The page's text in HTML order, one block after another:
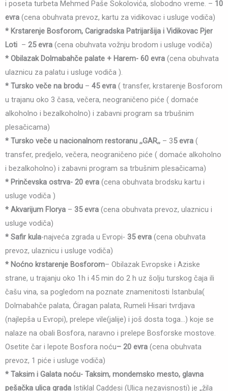
i poseta turbeta Mehmed Paše Sokolovića, slobodno vreme. – 10
evra (cena obuhvata prevoz, kartu za vidikovac i usluge vodiča)
* Krstarenje Bosforom, Carigradska Patrijaršija i Vidikovac Pjer
Loti – 25 evra (cena obuhvata vožnju brodom i usluge vodiča)
* Obilazak Dolmabahče palate + Harem- 60 evra (cena obuhvata
ulaznicu za palatu i usluge vodiča ).
* Tursko veče na brodu – 45 evra ( transfer, krstarenje Bosforom
u trajanu oko 3 časa, večera, neograničeno piće ( domaće
alkoholno i bezalkoholno) i zabavni program sa trbušnim
plesačicama)
* Tursko veče u nacionalnom restoranu ,,GAR,, – 35 evra (
transfer, predjelo, večera, neograničeno piće ( domaće alkoholno
i bezalkoholno) i zabavni program sa trbušnim plesačicama)
* Prinčevska ostrva- 20 evra (cena obuhvata brodsku kartu i
usluge vodiča )
* Akvarijum Florya – 35 evra (cena obuhvata prevoz, ulaznicu i
usluge vodiča)
* Safir kula-najveća zgrada u Evropi- 35 evra (cena obuhvata
prevoz, ulaznicu i usluge vodiča)
* Noćno krstarenje Bosforom– Obilazak Evropske i Aziske
strane, u trajanju oko 1h i 45 min do 2 h uz šolju turskog čaja ili
čašu vina, sa pogledom na poznate znamenitosti Istanbula(
Dolmabahče palata, Ćiragan palata, Rumeli Hisari tvrdjava
(najlepša u Evropi), prelepe vile(jalije) i još dosta toga…) koje se
nalaze na obali Bosfora, naravno i prelepe Bosforske mostove.
Osetite čar i lepote Bosfora noću– 20 evra (cena obuhvata
prevoz, 1 piće i usluge vodiča)
* Taksim i Galata noću- Taksim, mondemsko mesto, glavna
pešačka ulica grada Istiklal Caddesi (Ulica nezavisnosti) je „žila